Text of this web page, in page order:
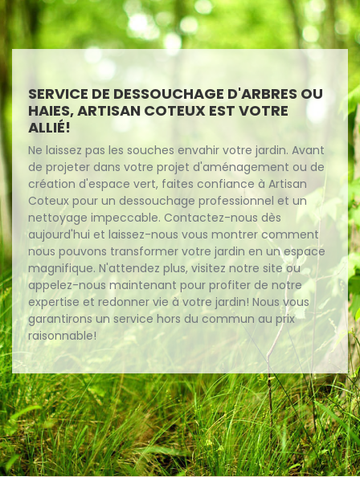
SERVICE DE DESSOUCHAGE D'ARBRES OU
HAIES, ARTISAN COTEUX EST VOTRE
ALLIÉ!
Ne laissez pas les souches envahir votre jardin. Avant
de projeter dans votre projet d'aménagement ou de
création d'espace vert, faites confiance à Artisan
Coteux pour un dessouchage professionnel et un
nettoyage impeccable. Contactez-nous dès
aujourd'hui et laissez-nous vous montrer comment
nous pouvons transformer votre jardin en un espace
magnifique. N'attendez plus, visitez notre site ou
appelez-nous maintenant pour profiter de notre
expertise et redonner vie à votre jardin! Nous vous
garantirons un service hors du commun au prix
raisonnable!